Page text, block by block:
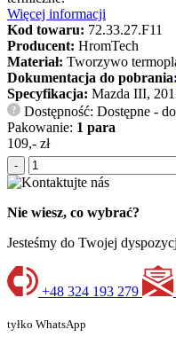
Więcej informacji
Kod towaru: 72.33.27.F11
Producent: HromTech
Materiał: Tworzywo
Dokumentacja do pobrania:
Specyfikacja: Mazda III,
?
Dostępność: Dostępne -
Pakowanie: 1 para
109,- zł
-
Nie wiesz, co wybrać?
Jesteśmy do Twojej
+48 324 193 279
tyłko WhatsApp